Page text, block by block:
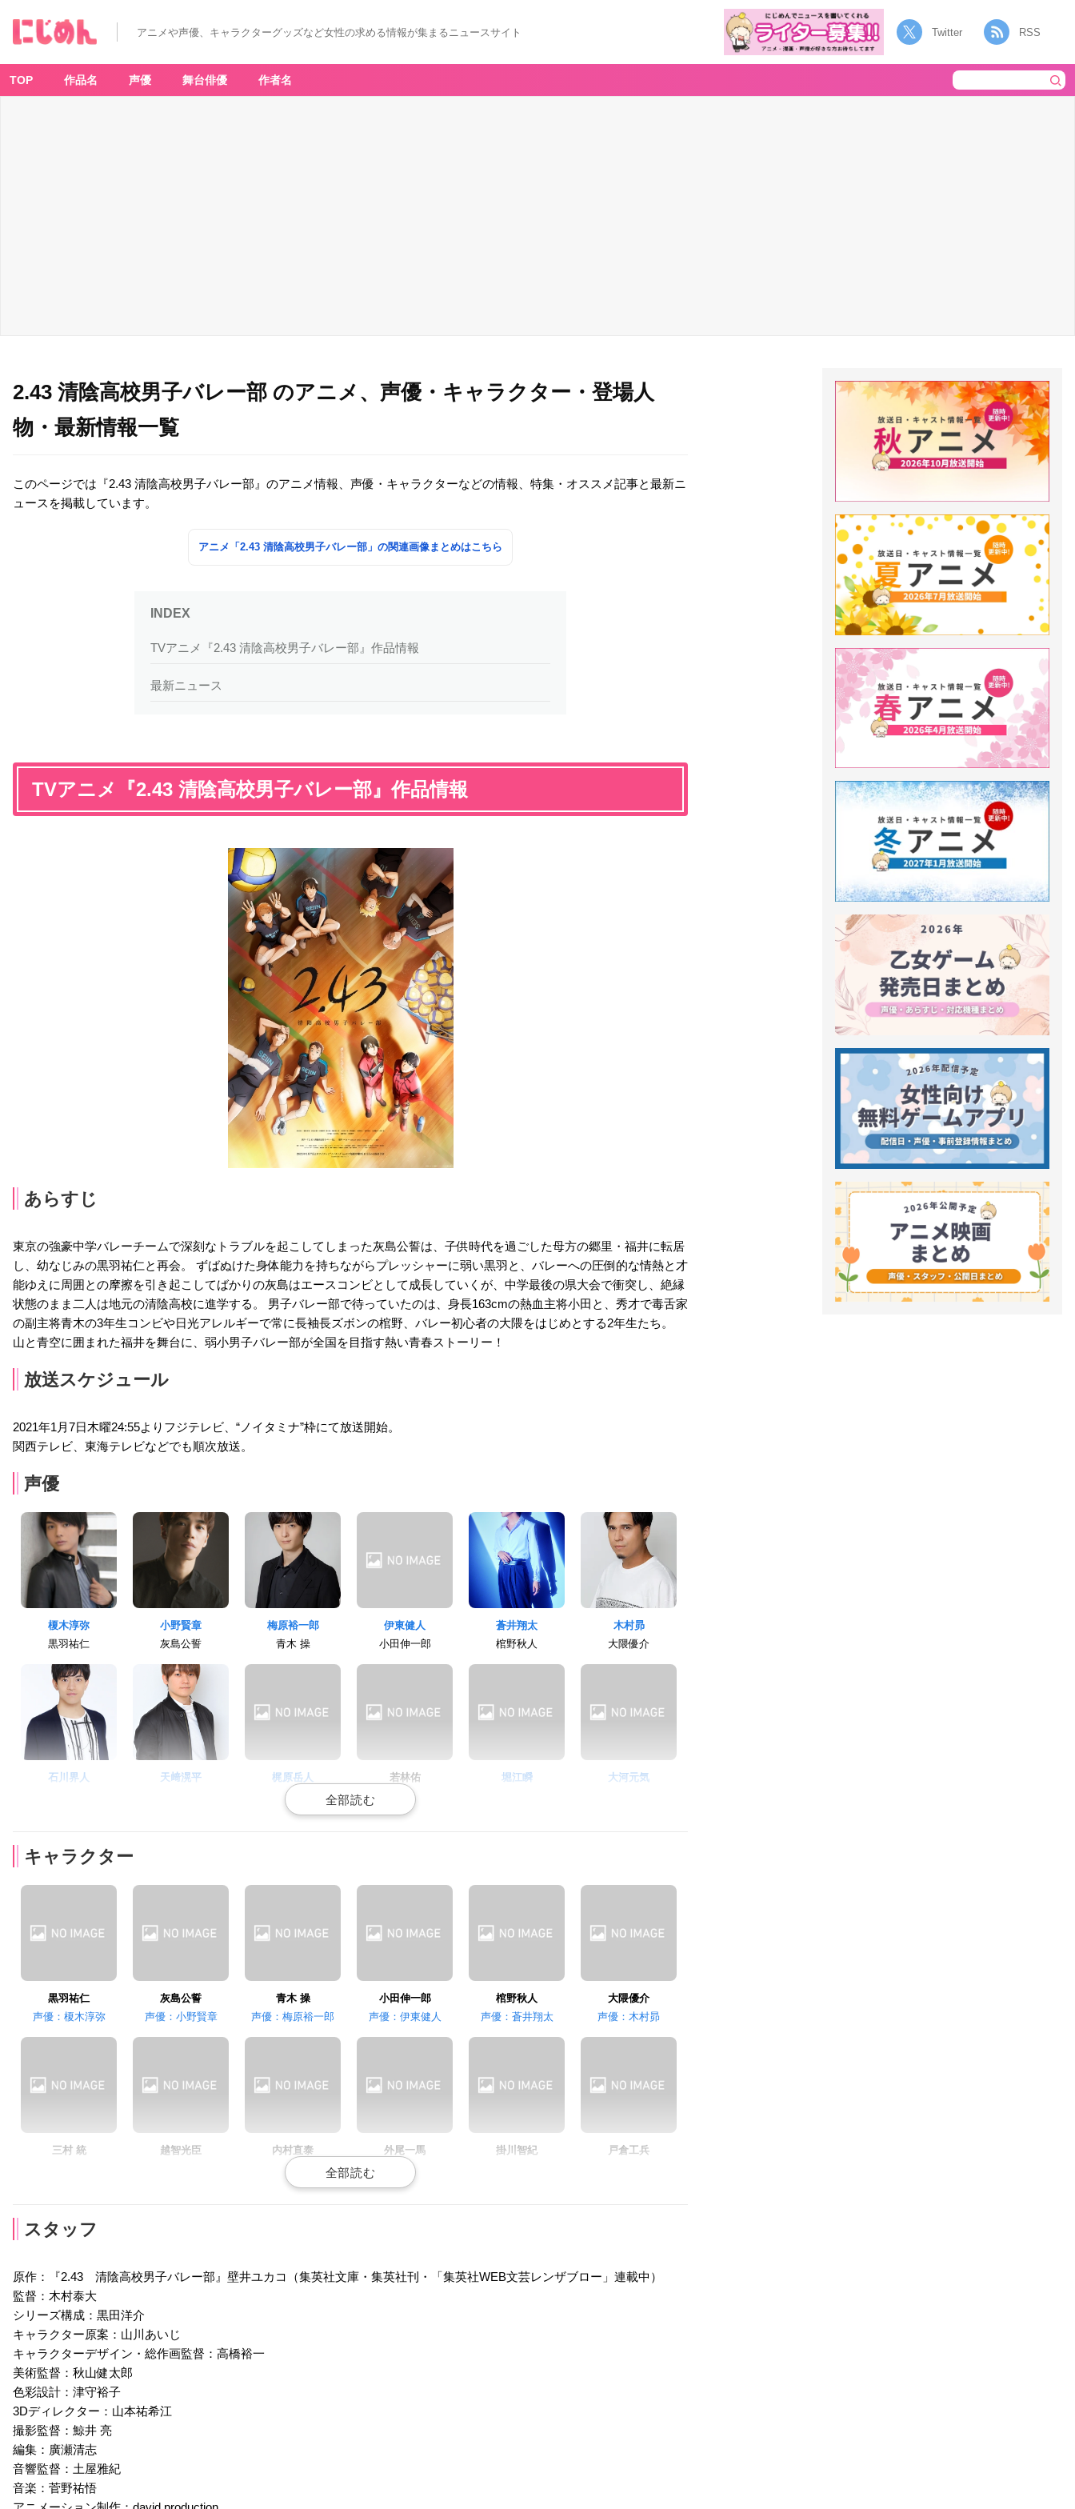
アニメや声優、キャラクターグッズなど女性の求める情報が集まるニュースサイト Twitter RSS
TOP 作品名 声優 舞台俳優 作者名
2.43 清陰高校男子バレー部 のアニメ、声優・キャラクター・登場人
物・最新情報一覧
このページでは『2.43 清陰高校男子バレー部』のアニメ情報、声優・キャラクターなどの情報、特集・オススメ記事と最新ニ
ュースを掲載しています。
アニメ「2.43 清陰高校男子バレー部」の関連画像まとめはこちら
TVアニメ『2.43 清陰高校男子バレー部』作品情報
最新ニュース
TVアニメ『2.43 清陰高校男子バレー部』作品情報
あらすじ
東京の強豪中学バレーチームで深刻なトラブルを起こしてしまった灰島公誓は、子供時代を過ごした母方の郷里・福井に転居
し、幼なじみの黒羽祐仁と再会。 ずばぬけた身体能力を持ちながらプレッシャーに弱い黒羽と、バレーへの圧倒的な情熱と才
能ゆえに周囲との摩擦を引き起こしてばかりの灰島はエースコンビとして成長していくが、中学最後の県大会で衝突し、絶縁
状態のまま二人は地元の清陰高校に進学する。 男子バレー部で待っていたのは、身長163cmの熱血主将小田と、秀才で毒舌家
の副主将青木の3年生コンビや日光アレルギーで常に長袖長ズボンの棺野、バレー初心者の大隈をはじめとする2年生たち。
山と青空に囲まれた福井を舞台に、弱小男子バレー部が全国を目指す熱い青春ストーリー！
放送スケジュール
2021年1月7日木曜24:55よりフジテレビ、“ノイタミナ”枠にて放送開始。
関西テレビ、東海テレビなどでも順次放送。
声優
榎木淳弥
黒羽祐仁
小野賢章
灰島公誓
梅原裕一郎
青木 操
伊東健人
小田伸一郎
蒼井翔太
棺野秋人
木村昴
大隈優介
石川界人
天﨑滉平
梶原岳人
内村直泰
若林佑
外尾一馬
堀江瞬
大河元気
竹田海渡
野上翔
キャラクター
黒羽祐仁
声優：榎木淳弥
灰島公誓
声優：小野賢章
青木 操
声優：梅原裕一郎
小田伸一郎
声優：伊東健人
棺野秋人
声優：蒼井翔太
大隈優介
声優：木村昴
三村 統
越智光臣
内村直泰
声優：梶原岳人
外尾一馬
声優：若林佑
掛川智紀
戸倉工兵
朝松壱成
声優：竹田海渡
スタッフ
原作：『2.43 清陰高校男子バレー部』壁井ユカコ（集英社文庫・集英社刊・「集英社WEB文芸レンザブロー」連載中）
監督：木村泰大
シリーズ構成：黒田洋介
キャラクター原案：山川あいじ
キャラクターデザイン・総作画監督：高橋裕一
美術監督：秋山健太郎
色彩設計：津守裕子
3Dディレクター：山本祐希江
撮影監督：鯨井 亮
編集：廣瀬清志
音響監督：土屋雅紀
音楽：菅野祐悟